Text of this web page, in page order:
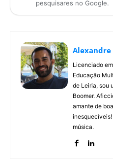
pesquisares no Google.
Alexandre
Licenciado
Educação
de Leiria, sou
Boomer.
amante de
música.